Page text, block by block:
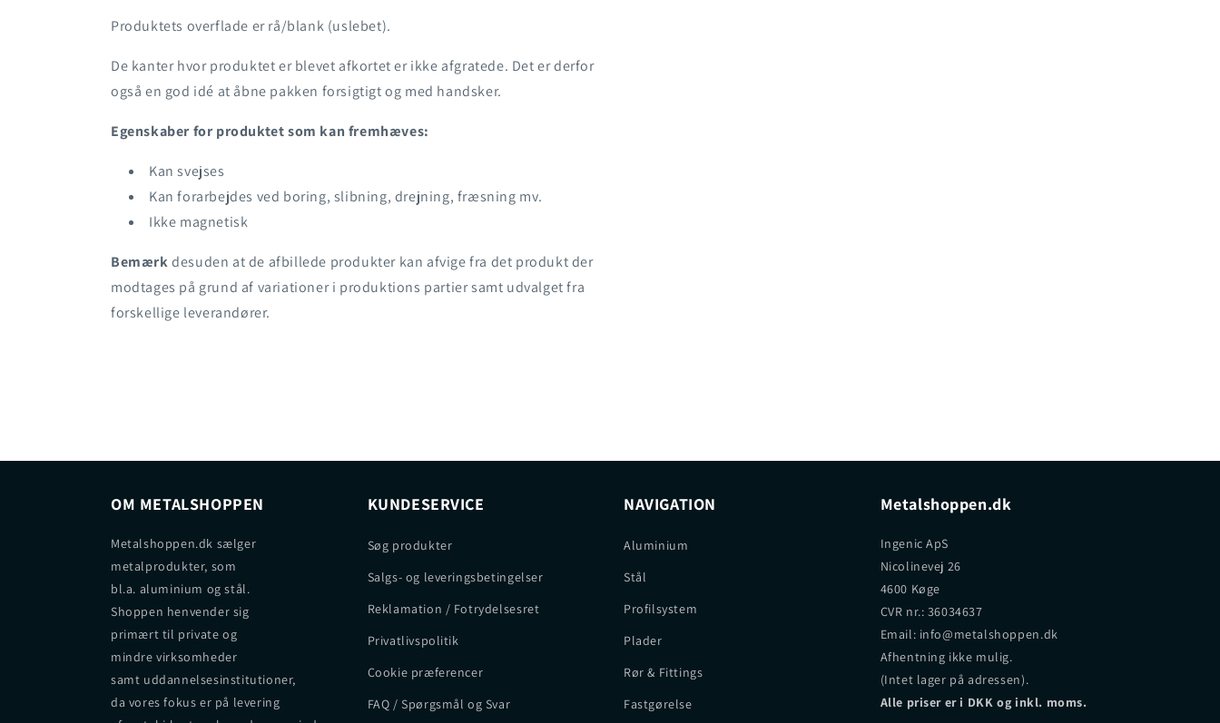
Produktets overflade er rå/blank (uslebet).
De kanter hvor produktet er blevet afkortet er ikke afgratede. Det er derfor
også en god idé at åbne pakken forsigtigt og med handsker.
Egenskaber for produktet som kan fremhæves:
Kan svejses
Kan forarbejdes ved boring, slibning, drejning, fræsning mv.
Ikke magnetisk
Bemærk desuden at de afbillede produkter kan afvige fra det produkt der
modtages på grund af variationer i produktions partier samt udvalget fra
forskellige leverandører.
OM METALSHOPPEN
Metalshoppen.dk sælger
metalprodukter, som
bl.a. aluminium og stål.
Shoppen henvender sig
primært til private og
mindre virksomheder
samt uddannelsesinstitutioner,
da vores fokus er på levering
KUNDESERVICE
Søg produkter
Salgs- og leveringsbetingelser
Reklamation / Fotrydelsesret
Privatlivspolitik
Cookie præferencer
FAQ / Spørgsmål og Svar
NAVIGATION
Aluminium
Stål
Profilsystem
Plader
Rør & Fittings
Fastgørelse
Metalshoppen.dk
Ingenic ApS
Nicolinevej 26
4600 Køge
CVR nr.: 36034637
Email: info@metalshoppen.dk
Afhentning ikke mulig.
(Intet lager på adressen).
Alle priser er i DKK og inkl. moms.